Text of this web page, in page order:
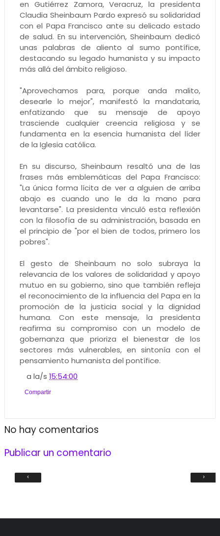
en Gutiérrez Zamora, Veracruz, la presidenta
Claudia Sheinbaum Pardo expresó su solidaridad
con el Papa Francisco ante su delicado estado
de salud. En su intervención, Sheinbaum dedicó
unas palabras de aliento al sumo pontífice,
destacando su legado humanista y su impacto
más allá del ámbito religioso.
"Aprovechamos para, porque anda malito,
desearle lo mejor", manifestó la mandataria,
enfatizando que su mensaje de apoyo
trasciende cualquier creencia religiosa y se
fundamenta en la esencia humanista del líder
de la Iglesia católica.
En su discurso, Sheinbaum resaltó una de las
frases más emblemáticas del Papa Francisco:
"La única forma lícita de ver a alguien de arriba
abajo es cuando uno le da la mano para
levantarse". La presidenta vinculó esta reflexión
con la filosofía de su administración, basada en
el principio de "por el bien de todos, primero los
pobres".
El gesto de Sheinbaum no solo subraya la
relevancia de los valores de solidaridad y apoyo
mutuo en su gobierno, sino que también refleja
el reconocimiento de la influencia del Papa en la
promoción de la justicia social y la dignidad
humana. Con este mensaje, la presidenta
reafirma su compromiso con un modelo de
gobernanza que prioriza el bienestar de los
sectores más vulnerables, en sintonía con el
pensamiento humanista del pontífice.
a la/s15:54:00
Compartir
No hay comentarios
Publicar un comentario
‹ ›